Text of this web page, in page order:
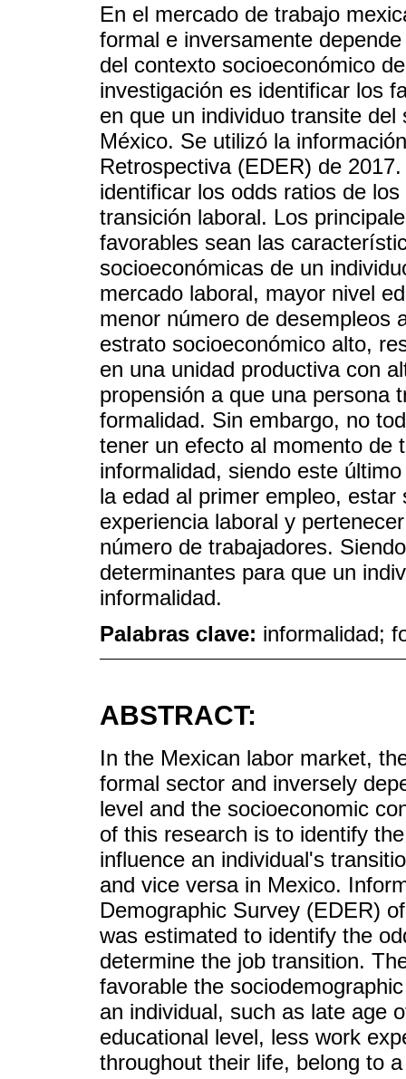
En el mercado de trabajo
formal e inversamente
del contexto socioeconómico
investigación es identificar los
en que un individuo transite
México. Se utilizó la
Retrospectiva (EDER) de
identificar los odds ratios de
transición laboral. Los
favorables sean las
socioeconómicas de un
mercado laboral, mayor nivel
menor número de desempleos
estrato socioeconómico alto,
en una unidad productiva con
propensión a que una persona
formalidad. Sin embargo, no
tener un efecto al momento de
informalidad, siendo este
la edad al primer empleo,
experiencia laboral y
número de trabajadores.
determinantes para que un
informalidad.
Palabras clave: informalidad;
ABSTRACT:
In the Mexican labor market,
formal sector and inversely
level and the socioeconomic
of this research is to identify
influence an individual's
and vice versa in Mexico.
Demographic Survey (EDER)
was estimated to identify the
determine the job transition.
favorable the
an individual, such as late age
educational level, less work
throughout their life, belong to